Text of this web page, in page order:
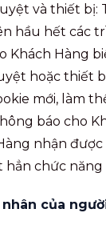
và thiết bị:
hầu hết các
Khách Hàng
hoặc thiết
mới, làm
báo cho
nhận
hẳn chức năng
của